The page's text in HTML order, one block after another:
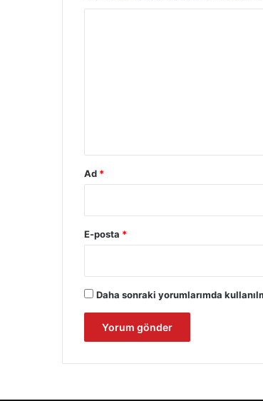
Ad *
E-posta *
Daha sonraki yorumlarımda